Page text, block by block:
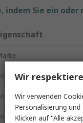
indem Sie ein
Typ
Größe
-
Wir
Wir verwenden
Personalisierung
Klicken auf "Alle